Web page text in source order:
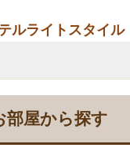
ルライトスタイル
部屋から探す